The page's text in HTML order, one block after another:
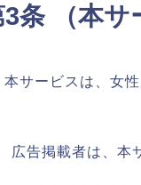
条 （本サ
本サービスは、女
広告掲載者は、本